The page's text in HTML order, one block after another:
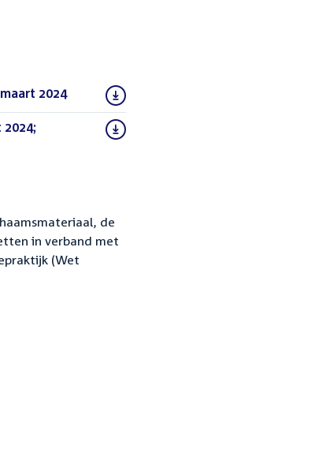
2024(PDF)
de
in verband met
(Wet